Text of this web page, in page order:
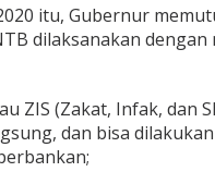
itu, Gubernur
dilaksanakan
ZIS (Zakat, Infak, dan
dan bisa